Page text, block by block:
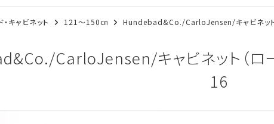
キャビネット 121～150㎝ Hundebad&Co./CarloJensen/キャビネット
CarloJensen/キャビネット（ロ
16